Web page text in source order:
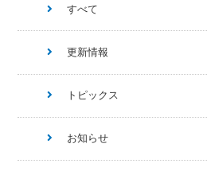
すべて
更新情報
トピックス
お知らせ